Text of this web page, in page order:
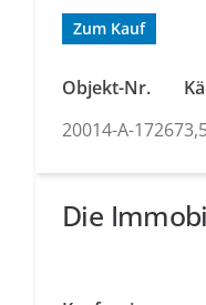
Zum Kauf
Objekt-Nr.
20014-A-17267
Die